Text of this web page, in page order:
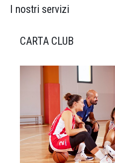
I nostri servizi
CARTA CLUB